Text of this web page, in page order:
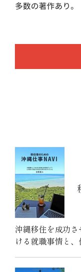
多数の著作あり。
沖縄移住を成功
ける就職事情と